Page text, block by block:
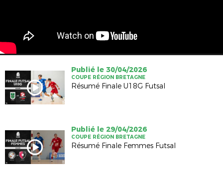
Publié le 30/04/2026
COUPE RÉGION BRETAGNE
Résumé Finale U18G Futsal
Publié le 29/04/2026
COUPE RÉGION BRETAGNE
Résumé Finale Femmes Futsal